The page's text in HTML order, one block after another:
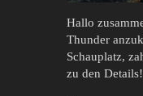
Hallo
Thunder
Schauplatz,
zu den Details!